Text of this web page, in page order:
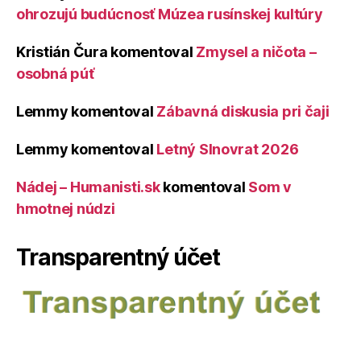
ohrozujú budúcnosť Múzea rusínskej kultúry
Kristián Čura komentoval Zmysel a ničota –
osobná púť
Lemmy komentoval Zábavná diskusia pri čaji
Lemmy komentoval Letný Slnovrat 2026
Nádej – Humanisti.skkomentoval Som v
hmotnej núdzi
Transparentný účet